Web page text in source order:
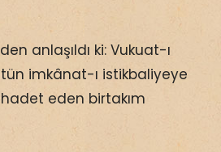
anlaşıldı ki: Vukuat-ı
imkânat-ı istikbaliyeye
eden birtakım